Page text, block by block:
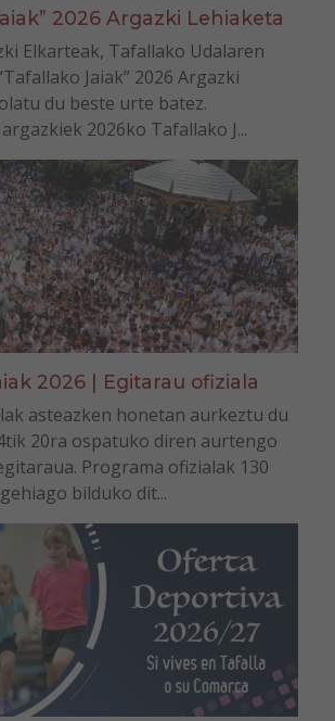
2026 Argazki Lehiaketa
Elkarteak, Tafallako Udalaren
Jaiak” 2026 Argazki
du beste urte batez.
2026ko Tafallako J...
2026 | Egitarau ofiziala
asteazken honetan aurkeztu du
20ra ospatuko diren aurtengo
Programa ofizialak 130
bilduko dit...